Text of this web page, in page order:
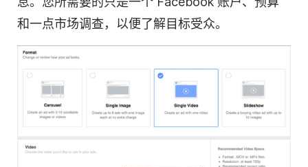
和一点市场调查，以便了解目标受众。